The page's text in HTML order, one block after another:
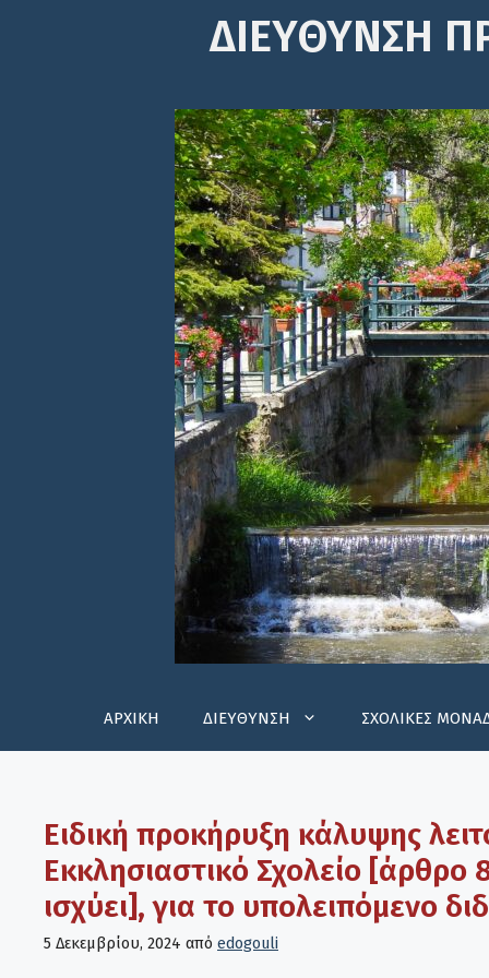
ΔΙΕΎΘΥΝΣΗ
ΑΡΧΙΚΗ ΔΙΕΥΘΥΝΣΗ ΣΧΟΛΙΚΕΣ
Ειδική προκήρυξη κάλυψης
Εκκλησιαστικό Σχολείο
ισχύει], για το υπολειπόμενο
5 Δεκεμβρίου, 2024 από edogouli